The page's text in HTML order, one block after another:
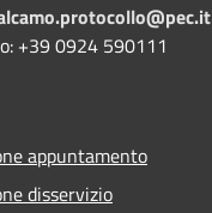
+39 0924 590111
appuntamento
disservizio